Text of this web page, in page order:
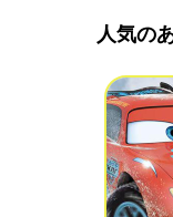
人気の